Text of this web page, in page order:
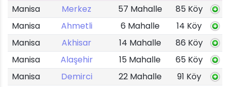
Manisa Merkez 57 Mahalle
85 Köy
Manisa
Ahmetli 6 Mahalle
14 Köy
Manisa
Akhisar 14 Mahalle
86 Köy
Manisa
Alaşehir 15 Mahalle
65 Köy
Manisa
Demirci 22 Mahalle
91 Köy